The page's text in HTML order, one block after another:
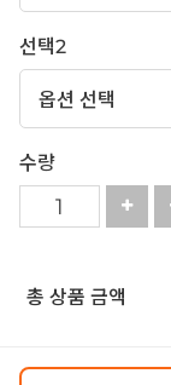
선택2
수량
총 상품 금액